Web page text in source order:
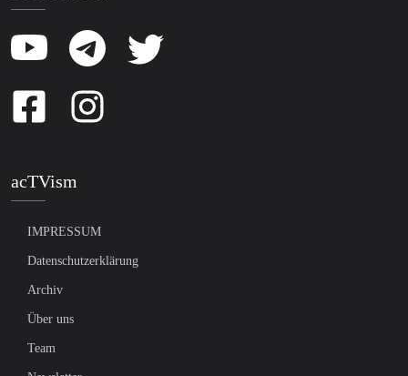
acTVism
IMPRESSUM
Datenschutzerklärung
Archiv
Über uns
Team